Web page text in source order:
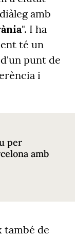
amb
". I ha
té un
punt de
i
per
amb
també de